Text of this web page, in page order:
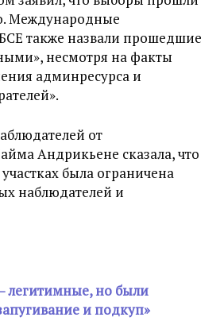
Международные
также назвали прошедшие
несмотря на факты
админресурса и
от
Андрикьене сказала, что
была ограничена
наблюдателей и
но были
и подкуп»